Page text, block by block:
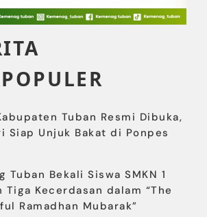
Tuban Resmi Dibuka,
Siap Unjuk Bakat di Ponpes
Tuban Bekali Siswa SMKN 1
Tiga Kecerdasan dalam “The
Ramadhan Mubarak”